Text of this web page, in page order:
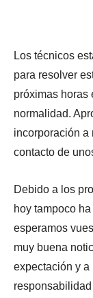
Los técnicos
para resolver
próximas horas
normalidad.
incorporación a
contacto de
Debido a los
hoy tampoco
esperamos
muy buena
expectación y